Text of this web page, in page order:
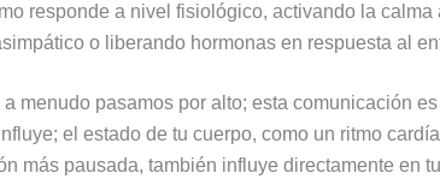
responde a nivel fisiológico, activando la calma
o liberando hormonas en respuesta al
menudo pasamos por alto; esta comunicación
el estado de tu cuerpo, como un ritmo
más pausada, también influye directamente en